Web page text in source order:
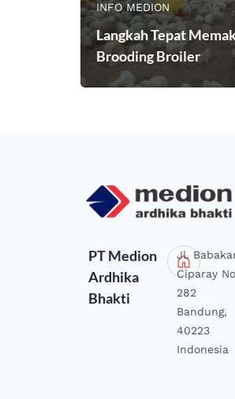
INFO MEDION
Langkah Tepat
Brooding Broiler
PT Medion
Ardhika
Bhakti
Jl.
Ciparay
282
Bandung,
40223
Indonesia